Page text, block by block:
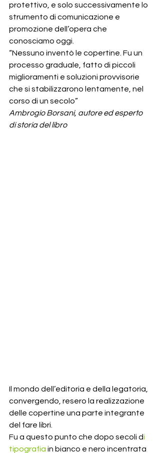
protettivo, e solo successivamente lo
strumento di comunicazione e
promozione dell’opera che
conosciamo oggi.
“Nessuno inventò le copertine. Fu un
processo graduale, fatto di piccoli
miglioramenti e soluzioni provvisorie
che si stabilizzarono lentamente, nel
corso di un secolo”
Ambrogio Borsani, autore ed esperto
di storia del libro
Il mondo dell’editoria e della legatoria,
convergendo, resero la realizzazione
delle copertine una parte integrante
del fare libri.
Fu a questo punto che dopo secoli di
tipografia in bianco e nero incentrata